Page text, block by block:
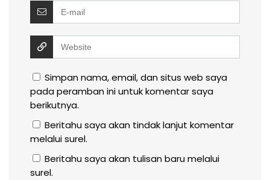
Simpan nama, email, dan situs web saya
pada peramban ini untuk komentar saya
berikutnya.
Beritahu saya akan tindak lanjut komentar
melalui surel.
Beritahu saya akan tulisan baru melalui
surel.